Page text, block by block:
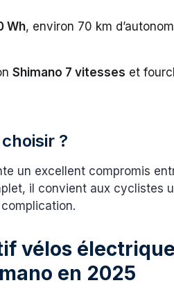
Wh, environ 70 km
Shimano 7 vitesses et
?
un excellent compromis
il convient aux cyclistes
vélos
en 2025